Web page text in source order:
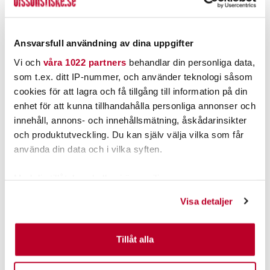
Ansvarsfull användning av dina uppgifter
Vi och våra 1022 partners behandlar din personliga data,
som t.ex. ditt IP-nummer, och använder teknologi såsom
cookies för att lagra och få tillgång till information på din
enhet för att kunna tillhandahålla personliga annonser och
innehåll, annons- och innehållsmätning, åskådarinsikter
och produktutveckling. Du kan själv välja vilka som får
använda din data och i vilka syften.
Identifiera din enhet genom att aktivt skanna den för
specifika kännetecken (fingeravtryck)
Ta reda på mer om hur dina personliga uppgifter
Visa detaljer
Tillåt alla
FINNS I LAGER.
LÄS MER
Nuvarande pris:
FINNS I LAGER.
LÄS MER
ANDRA TITTADE OCKSÅ PÅ
WIGGLER SMART HOOK